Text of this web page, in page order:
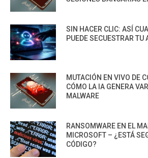
SIN HACER CLIC: ASÍ
PUEDE SECUESTRAR TU
MUTACIÓN EN VIVO DE
CÓMO LA IA GENERA
MALWARE
RANSOMWARE EN EL
MICROSOFT – ¿ESTÁ
CÓDIGO?